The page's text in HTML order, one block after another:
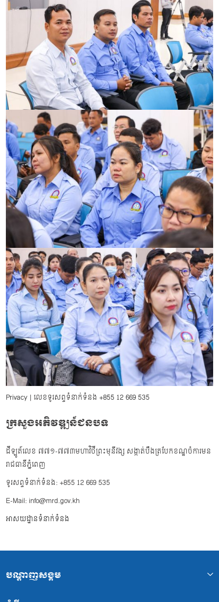
Privacy | លេខទូរសព្ទទំនាក់ទំនង +855 12 669 535
ក្រសួងអភិវឌ្ឍន៍ជនបទ
ដីឡូត៍លេខ ៧៧១-៧៧៣មហាវិថីព្រះមុនីវង្ស សង្កាត់បឹងត្របែកខណ្ឌចំការមន
រាជធានីភ្នំពេញ
ទូរសព្ទទំនាក់ទំនង: +855 12 669 535
E-Mail: info@mrd.gov.kh
អាសយដ្ឋានទំនាក់ទំនង
បណ្ដាញសង្គម